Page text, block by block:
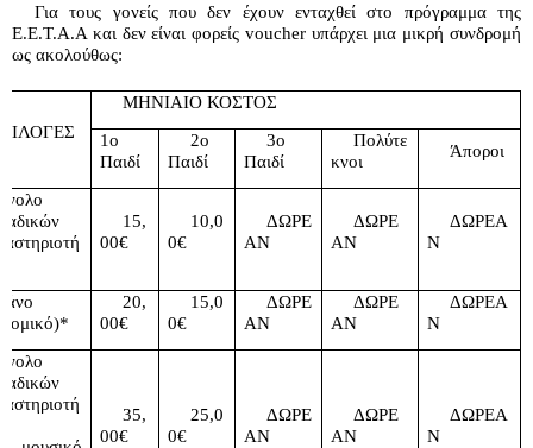
Για τους γονείς που δεν έχουν ενταχθεί στο πρόγραμμα της
Ε.Ε.Τ.Α.Α και δεν είναι φορείς voucher υπάρχει μια μικρή συνδρομή
ως ακολούθως:
ΜΗΝΙΑΙΟ ΚΟΣΤΟΣ
1ο
Παιδί
2ο
Παιδί
3ο
Παιδί
Πολύτε
κνοι
Άποροι
15,
00€
10,0
0€
ΔΩΡΕ
ΑΝ
ΔΩΡΕ
ΑΝ
ΔΩΡΕΑ
Ν
20,
00€
15,0
0€
ΔΩΡΕ
ΑΝ
ΔΩΡΕ
ΑΝ
ΔΩΡΕΑ
Ν
35,
00€
25,0
0€
ΔΩΡΕ
ΑΝ
ΔΩΡΕ
ΑΝ
ΔΩΡΕΑ
Ν